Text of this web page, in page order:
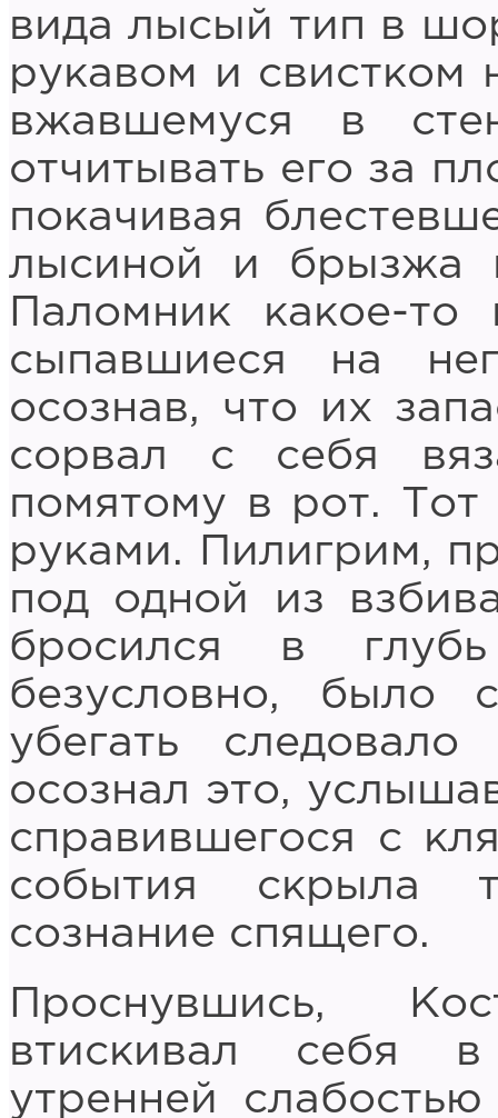
вида лысый тип в
рукавом и свистком
вжавшемуся в
отчитывать его за
покачивая
лысиной и брызжа
Паломник какое-то
сыпавшиеся на
осознав, что их
сорвал с себя
помятому в рот. Тот
руками. Пилигрим,
под одной из
бросился в
безусловно, было
убегать
осознал это,
справившегося с
события скрыла
сознание спящего.
Проснувшись,
втискивал себя
утренней